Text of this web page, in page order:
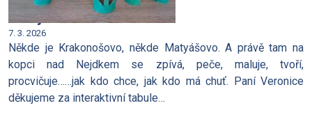
Předjaří na MATYÁŠI
7. 3. 2026
Někde je Krakonošovo, někde Matyášovo. A právě tam na
kopci nad Nejdkem se zpívá, peče, maluje, tvoří,
procvičuje……jak kdo chce, jak kdo má chuť. Paní Veronice
děkujeme za interaktivní tabule…